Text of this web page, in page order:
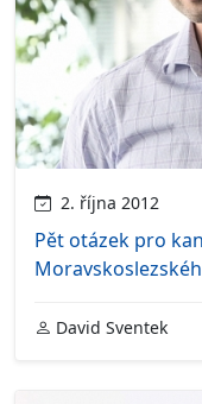
2. října 2012
Pět otázek pro
David Sventek